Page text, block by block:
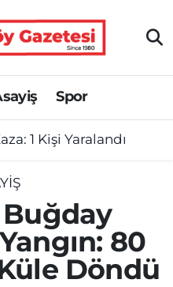
Spor
1 Kişi Yaralandı
Buğday
80
Döndü
Haritası
ve Fikstür